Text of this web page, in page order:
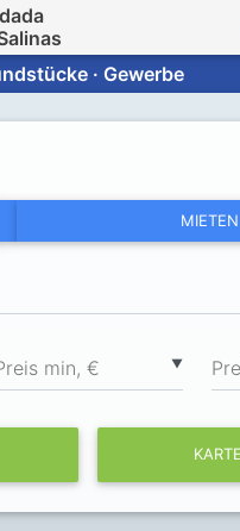
· Gewerbe
MIETEN
▼
min, €